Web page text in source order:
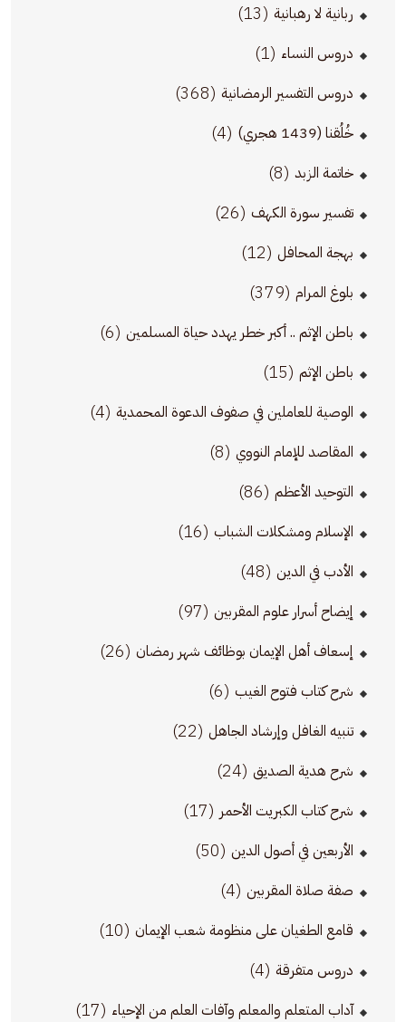
ربانية لا رهبانية (13)
دروس النساء (1)
دروس التفسير الرمضانية (368)
خُلُقنا (1439 هجري) (4)
خاتمة الزبد (8)
تفسير سورة الكهف (26)
بهجة المحافل (12)
بلوغ المرام (379)
باطن الإثم .. أكبر خطر يهدد حياة المسلمين (6)
باطن الإثم (15)
الوصية للعاملين في صفوف الدعوة المحمدية (4)
المقاصد للإمام النووي (8)
التوحيد الأعظم (86)
الإسلام ومشكلات الشباب (16)
الأدب في الدين (48)
إيضاح أسرار علوم المقربين (97)
إسعاف أهل الإيمان بوظائف شهر رمضان (26)
شرح كتاب فتوح الغيب (6)
تنبيه الغافل وإرشاد الجاهل (22)
شرح هدية الصديق (24)
شرح كتاب الكبريت الأحمر (17)
الأربعين في أصول الدين (50)
صفة صلاة المقربين (4)
قامع الطغيان على منظومة شعب الإيمان (10)
دروس متفرقة (4)
آداب المتعلم والمعلم وآفات العلم من الإحياء (17)